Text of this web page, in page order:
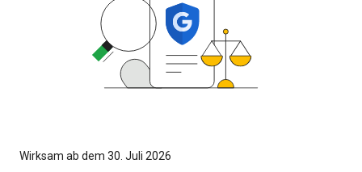
Wirksam ab dem 30. Juli 2026